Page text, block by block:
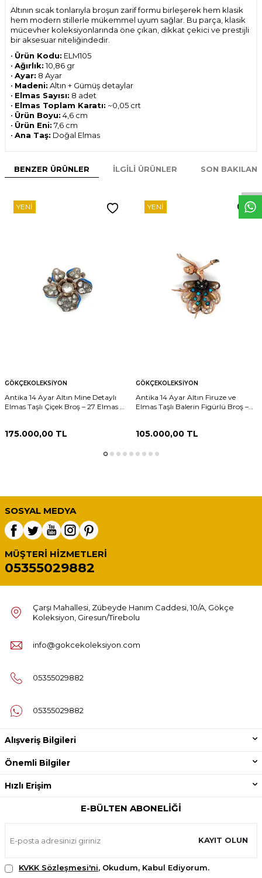
W
h
t
s
p
p
D
e
s
e
H
a
t
t
Altının sıcak tonlarıyla broşun zarif formu birleşerek hem klasik
hem modern stillerle mükemmel uyum sağlar. Bu parça, klasik
mücevher koleksiyonlarında öne çıkan, dikkat çekici ve prestijli
bir aksesuar niteliğindedir.
• Ürün Kodu: ELM105
• Ağırlık:10,86 gr
• Ayar: 8 Ayar
• Madeni: Altın + Gümüş detaylar
• Elmas Sayısı: 8 adet
• Elmas Toplam Karatı: ~0,05 crt
• Ürün Boyu: 4,6 cm
• Ürün Eni: 7,6 cm
• Ana Taş: Doğal Elmas
BENZER ÜRÜNLER İLGILI ÜRÜNLER SON
YENI
GÖKÇEKOLEKSIYON
Antika 14 Ayar Altın Mine Detaylı
Elmas Taşlı Çiçek Broş – 27 Elmas –
175.000,00 TL
YENI
GÖKÇEKOLEKSIYON
Antika 14 Ayar Altın Firuze ve
Elmas Taşlı Balerin Figürlü Broş –
105.000,00TL
SOSYAL MEDYA
MÜŞTERI HIZMETLERI
05355029882
Çarşı Mahallesi, Zübeyde Hanım Caddesi, 10/A, Gökçe
Koleksiyon, Giresun/Tirebolu
info@gokcekoleksiyon.com
05355029882
05355029882
Alışveriş Bilgileri
Önemli Bilgiler
Hızlı Erişim
E-BÜLTEN ABONELIĞI
KAYIT OLUN
KVKK Sözleşmesi'ni, Okudum, Kabul Ediyorum.